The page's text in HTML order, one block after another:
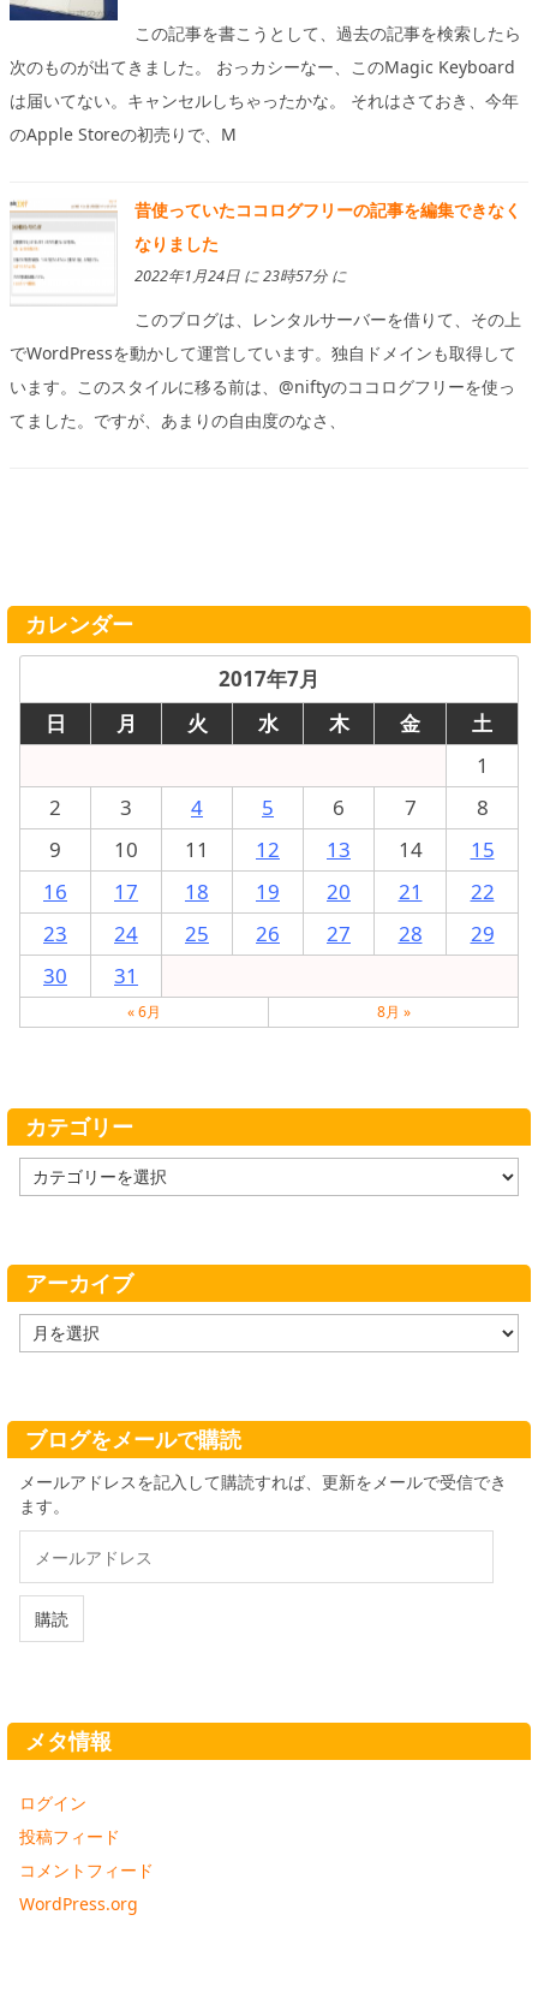
この記事を書こうとして、過去の記事を検索したら
次のものが出てきました。 おっカシーなー、このMagic Keyboard
は届いてない。キャンセルしちゃったかな。 それはさておき、今年
のApple Storeの初売りで、M
昔使っていたココログフリーの記事を編集できなく
なりました
2022年1月24日 に 23時57分 に
このブログは、レンタルサーバーを借りて、その上
でWordPressを動かして運営しています。独自ドメインも取得して
います。このスタイルに移る前は、@niftyのココログフリーを使っ
てました。ですが、あまりの自由度のなさ、
カレンダー
2017年7月
日
月 火 水 木 金
土
1
2
3 4 5 6 7
8
9
10 11 12 13 14
15
16
17 18 19 20 21
22
23
24 25 26 27 28
29
30
31
« 6月 8月 »
カテゴリー
テ
ー
アーカイブ
ー
ブ
ブログをメールで購読
メールアドレスを記入して購読すれば、更新をメールで受信でき
ます。
ル
ド
購読
メタ情報
ログイン
投稿フィード
コメントフィード
WordPress.org